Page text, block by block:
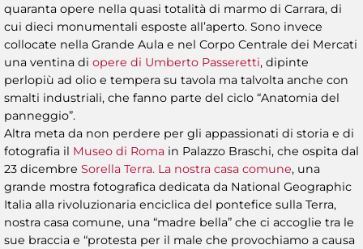
quaranta opere nella quasi totalità di marmo di Carrara, di
cui dieci monumentali esposte all’aperto. Sono invece
collocate nella Grande Aula e nel Corpo Centrale dei Mercati
una ventina di opere di Umberto Passeretti, dipinte
perlopiù ad olio e tempera su tavola ma talvolta anche con
smalti industriali, che fanno parte del ciclo “Anatomia del
panneggio”.
Altra meta da non perdere per gli appassionati di storia e di
fotografia il Museo di Roma in Palazzo Braschi, che ospita dal
23 dicembre Sorella Terra. La nostra casa comune, una
grande mostra fotografica dedicata da National Geographic
Italia alla rivoluzionaria enciclica del pontefice sulla Terra,
nostra casa comune, una “madre bella” che ci accoglie tra le
sue braccia e “protesta per il male che provochiamo a causa